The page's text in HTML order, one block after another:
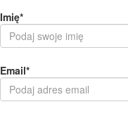
Imię*
Email*